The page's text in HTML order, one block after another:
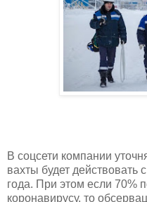
В соцсети компании
вахты будет действовать
года. При этом если 70%
коронавирусу, то